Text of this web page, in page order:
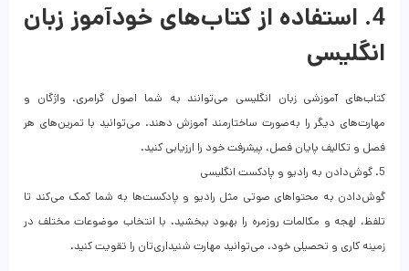
4. استفاده از کتاب‌های خودآموز زبان
انگلیسی
کتاب‌های آموزشی زبان انگلیسی می‌توانند به شما اصول گرامری، واژگان و
مهارت‌های دیگر را به‌صورت ساختارمند آموزش دهند. می‌توانید با تمرین‌های هر
فصل و تکالیف پایان فصل، پیشرفت خود را ارزیابی کنید.
5. گوش‌دادن به رادیو و پادکست انگلیسی
گوش‌دادن به محتواهای صوتی مثل رادیو و پادکست‌ها به شما کمک می‌کند تا
تلفظ، لهجه و مکالمات روزمره را بهبود ببخشید. با انتخاب موضوعات مختلف در
زمینه کاری و تحصیلی خود، می‌توانید مهارت شنیداری‌تان را تقویت کنید.